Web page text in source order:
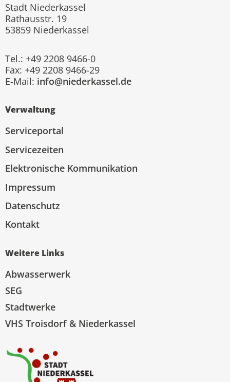
Stadt Niederkassel
Rathausstr. 19
53859 Niederkassel
Tel.: +49 2208 9466-0
Fax: +49 2208 9466-29
E-Mail: info@niederkassel.de
Verwaltung
Serviceportal
Servicezeiten
Elektronische Kommunikation
Impressum
Datenschutz
Kontakt
Weitere Links
Abwasserwerk
SEG
Stadtwerke
VHS Troisdorf & Niederkassel